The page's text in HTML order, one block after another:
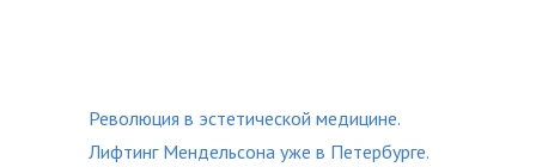
Революция в эстетической медицине.
Лифтинг Мендельсона уже в Петербурге.